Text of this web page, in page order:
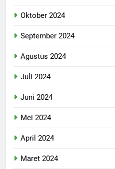
Oktober 2024
September 2024
Agustus 2024
Juli 2024
Juni 2024
Mei 2024
April 2024
Maret 2024